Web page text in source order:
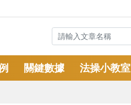
關鍵數據 法操小教室